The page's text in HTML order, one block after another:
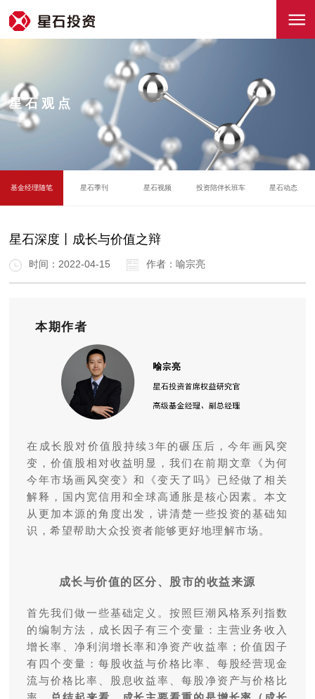
星石观点
基金经理随笔 星石季刊 星石视频 投资陪伴长班车 星石动态
星石深度丨成长与价值之辩
时间：2022-04-15 作者：喻宗亮
本期作者
在成长股对价值股持续3年的碾压后，今年画风突
变，价值股相对收益明显，我们在前期文章《为何
今年市场画风突变》和《变天了吗》已经做了相关
解释，国内宽信用和全球高通胀是核心因素。本文
从更加本源的角度出发，讲清楚一些投资的基础知
识，希望帮助大众投资者能够更好地理解市场。
成长与价值的区分、股市的收益来源
首先我们做一些基础定义。按照巨潮风格系列指数
的编制方法，成长因子有三个变量：主营业务收入
增长率、净利润增长率和净资产收益率；价值因子
有四个变量：每股收益与价格比率、每股经营现金
流与价格比率、股息收益率、每股净资产与价格比